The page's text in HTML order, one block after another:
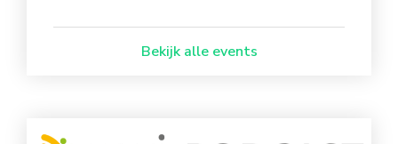
Bekijk alle events